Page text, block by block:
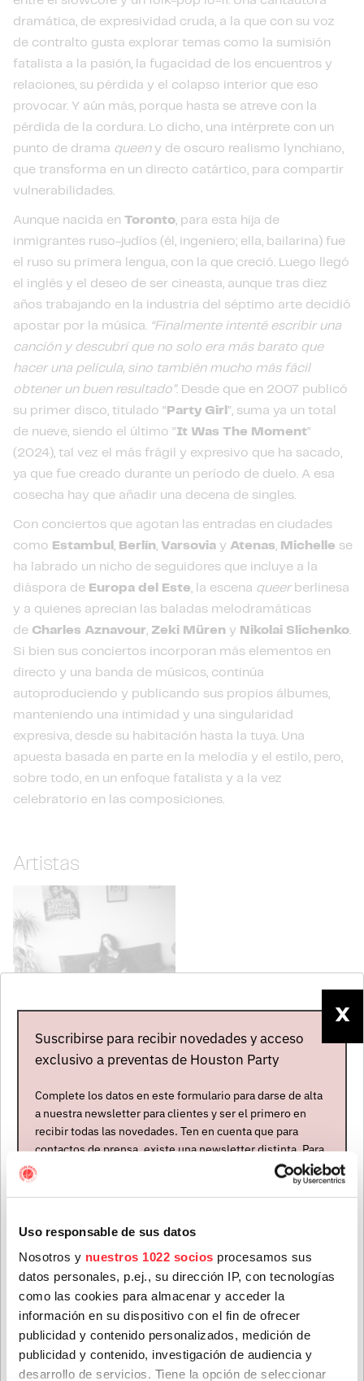
Uso responsable de sus datos
Nosotros y nuestros 1022 socios procesamos sus
datos personales, p.ej., su dirección IP, con tecnologías
como las cookies para almacenar y acceder la
información en su dispositivo con el fin de ofrecer
publicidad y contenido personalizados, medición de
publicidad y contenido, investigación de audiencia y
desarrollo de servicios. Tiene la opción de seleccionar
dramática, de expresividad cruda, a la que con su voz
de contralto gusta explorar temas como la sumisión
fatalista a la pasión, la fugacidad de los encuentros y
relaciones, su pérdida y el colapso interior que eso
provocar. Y aún más, porque hasta se atreve con la
pérdida de la cordura. Lo dicho, una intérprete con un
punto de drama queeny de oscuro realismo lynchiano,
que transforma en un directo catártico, para compartir
vulnerabilidades.
Aunque nacida en Toronto, para esta hija de
inmigrantes ruso-judíos (él, ingeniero; ella, bailarina) fue
el ruso su primera lengua, con la que creció. Luego llegó
el inglés y el deseo de ser cineasta, aunque tras diez
años trabajando en la industria del séptimo arte decidió
apostar por la música. “Finalmente intenté escribir una
canción y descubrí que no solo era más barato que
hacer una película, sino también mucho más fácil
obtener un buen resultado”. Desde que en 2007 publicó
su primer disco, titulado “ Party Girl ”, suma ya un total
de nueve, siendo el último “It Was The Moment”
(2024), tal vez el más frágil y expresivo que ha sacado,
ya que fue creado durante un período de duelo. A esa
cosecha hay que añadir una decena de singles.
Con conciertos que agotan las entradas en ciudades
como Estambul , Berlín, Varsovia y Atenas, Michelle se
ha labrado un nicho de seguidores que incluye a la
diáspora de Europa del Este, la escena queerberlinesa
y a quienes aprecian las baladas melodramáticas
de Charles Aznavour, Zeki Müren y Nikolai Slichenko.
Si bien sus conciertos incorporan más elementos en
directo y una banda de músicos, continúa
autoproduciendo y publicando sus propios álbumes,
manteniendo una intimidad y una singularidad
expresiva, desde su habitación hasta la tuya. Una
apuesta basada en parte en la melodía y el estilo, pero,
sobre todo, en un enfoque fatalista y a la vez
celebratorio en las composiciones.
Artistas
MICHELLE
Canadá
Nuevo - En gira
PRÓXIMOS CONCIERTOS
26 NOV. 2026 Tickets
+MICHELLE GUREVICH
Barcelona
Wolf
Cambio de sala
X
Suscribirse para recibir novedades y acceso
exclusivo a preventas de Houston Party
Complete los datos en este formulario para darse de alta
a nuestra newsletter para clientes y ser el primero en
recibir todas las novedades. Ten en cuenta que para
contactos de prensa, existe una newsletter distinta. Para
formar parte de ella, envíanos un mensaje a
Apellidos
Correo electrónico*